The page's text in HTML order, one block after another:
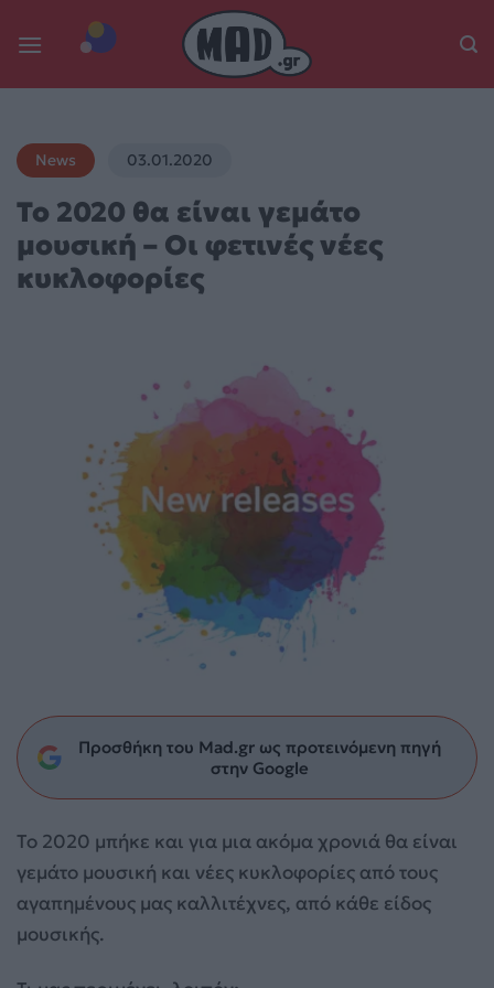
News 03.01.2020
To 2020 θα είναι γεμάτο
μουσική – Οι φετινές νέες
κυκλοφορίες
Προσθήκη του Mad.gr ως προτεινόμενη πηγή
στην Google
To 2020 μπήκε και για μια ακόμα χρονιά θα είναι
γεμάτο μουσική και νέες κυκλοφορίες από τους
αγαπημένους μας καλλιτέχνες, από κάθε είδος
μουσικής.